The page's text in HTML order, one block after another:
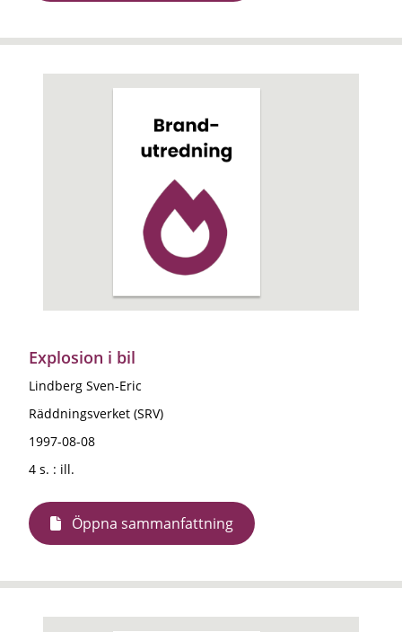
Explosion i bil
Lindberg Sven-Eric
Räddningsverket (SRV)
1997-08-08
4 s. : ill.
Öppna sammanfattning